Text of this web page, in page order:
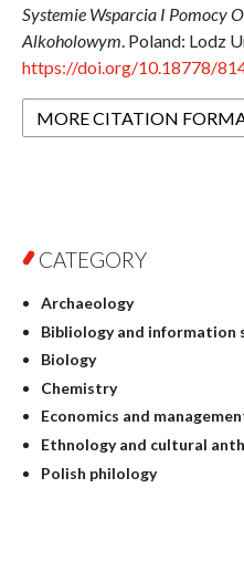
Systemie Wsparcia I Pomocy
Alkoholowym. Poland: Lodz
https://doi.org/10.18778/
MORE CITATION
CATEGORY
Archaeology
Bibliology and information
Biology
Chemistry
Economics and
Ethnology and cultural
Polish philology